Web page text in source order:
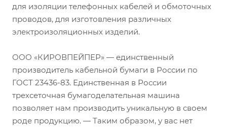
для изоляции телефонных кабелей и обмоточных
проводов, для изготовления различных
электроизоляционных изделий.
ООО «КИРОВПЕЙПЕР» — единственный
производитель кабельной бумаги в России по
ГОСТ 23436-83. Единственная в России
трехсеточная бумагоделательная машина
позволяет нам производить уникальную в своем
роде продукцию. — Таким образом, у вас нет